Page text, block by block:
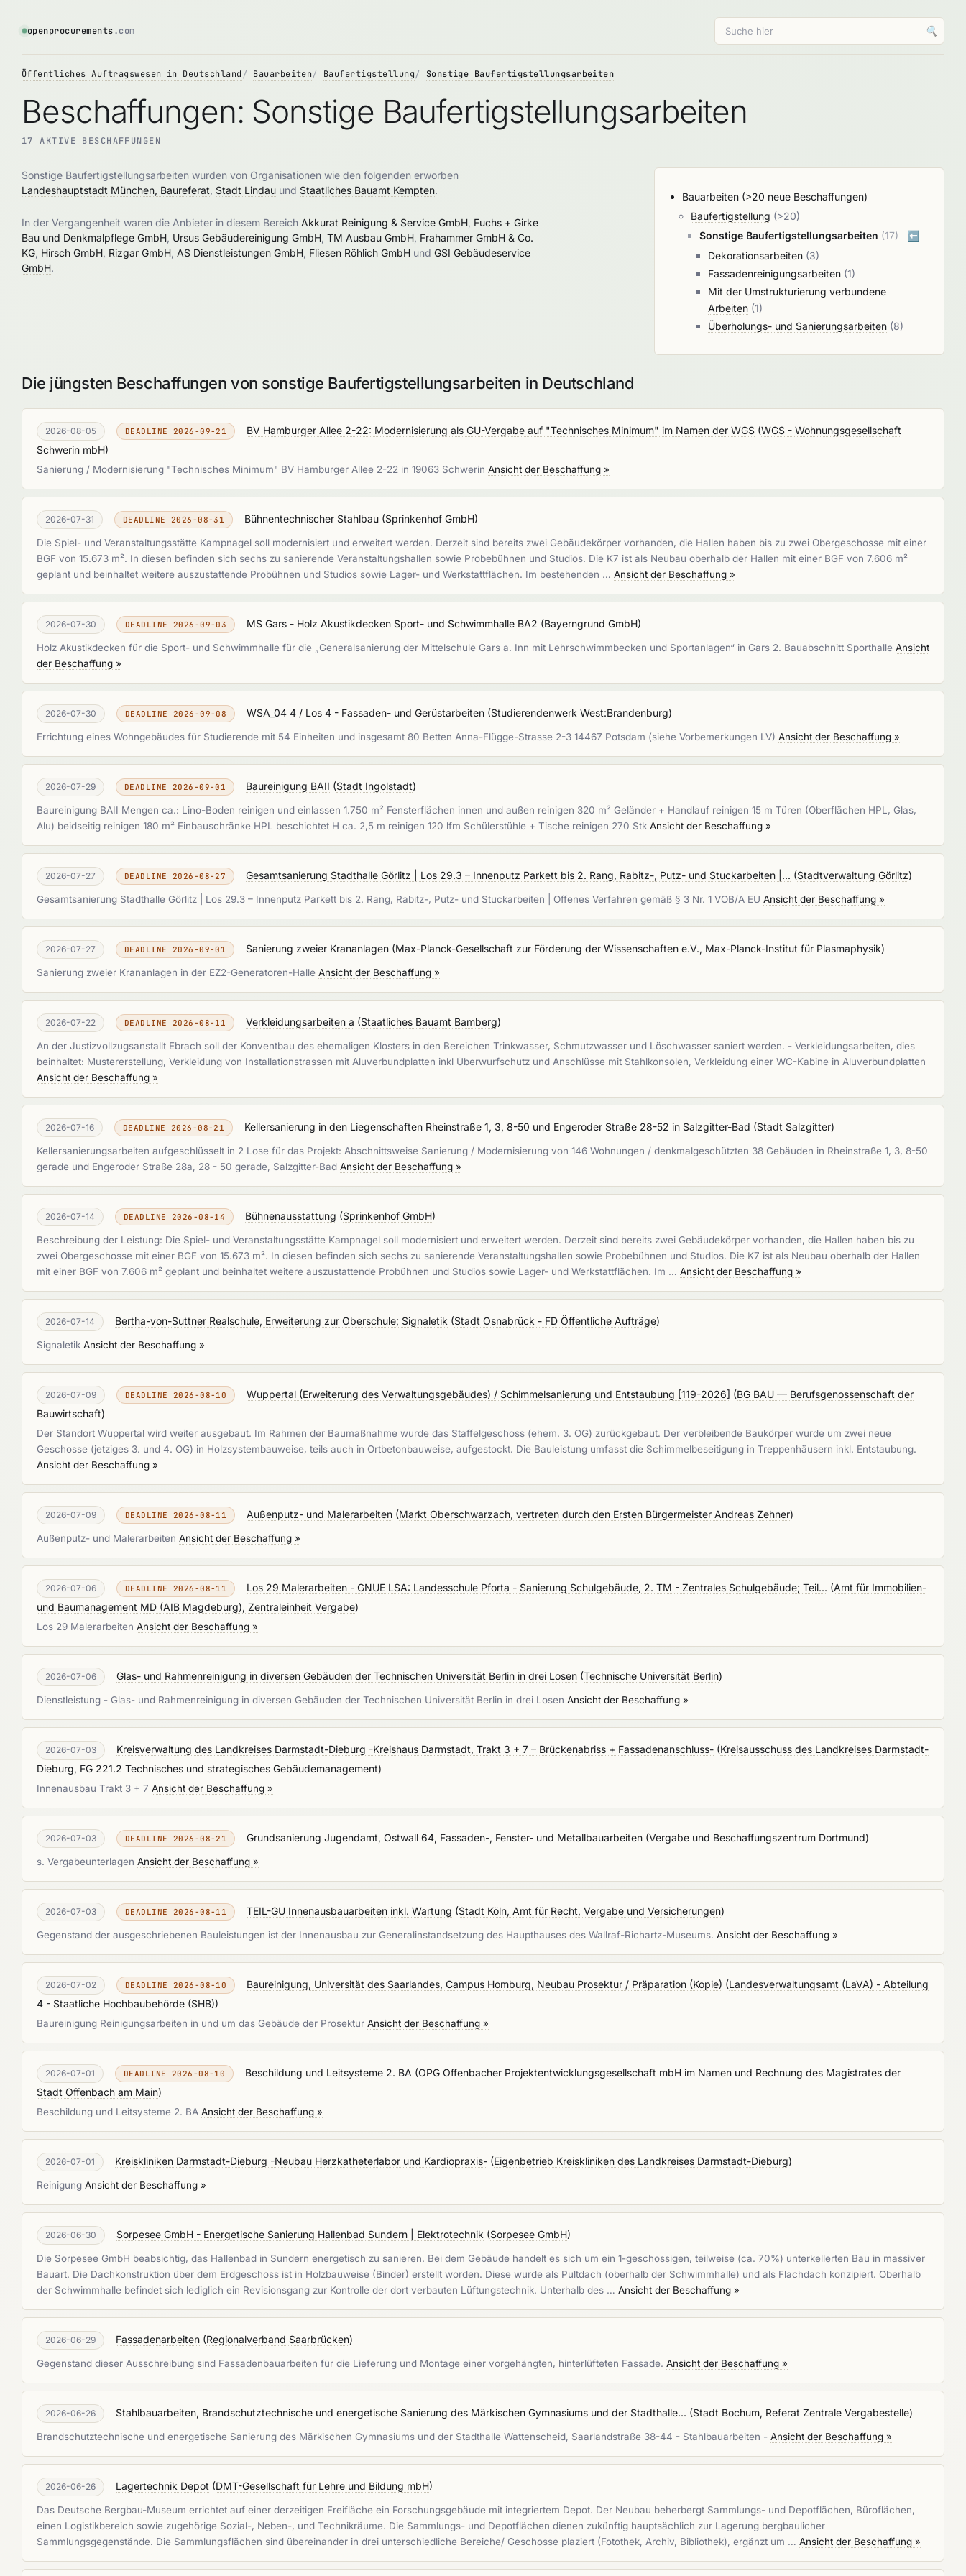
openprocurements.com 🔍
Öffentliches Auftragswesen in Deutschland Bauarbeiten Baufertigstellung Sonstige Baufertigstellungsarbeiten
Beschaffungen: Sonstige Baufertigstellungsarbeiten
17 AKTIVE BESCHAFFUNGEN
Sonstige Baufertigstellungsarbeiten wurden von Organisationen wie den folgenden erworben
Landeshauptstadt München, Baureferat Stadt Lindau und Staatliches Bauamt Kempten.
In der Vergangenheit waren die Anbieter in diesem Bereich Akkurat Reinigung & Service GmbH Fuchs + Girke
Bau und Denkmalpflege GmbH Ursus Gebäudereinigung GmbH TM Ausbau GmbH Frahammer GmbH & Co.
KG Hirsch GmbH Rizgar GmbH AS Dienstleistungen GmbH Fliesen Röhlich GmbH und GSI Gebäudeservice
GmbH.
Bauarbeiten(>20 neue Beschaffungen)
Baufertigstellung (>20)
Sonstige Baufertigstellungsarbeiten (17) ⬅️
Dekorationsarbeiten(3)
Fassadenreinigungsarbeiten(1)
Mit der Umstrukturierung verbundene
Arbeiten(1)
Überholungs- und Sanierungsarbeiten(8)
Die jüngsten Beschaffungen von sonstige Baufertigstellungsarbeiten in Deutschland
2026-08-05 DEADLINE 2026-09-21 BV Hamburger Allee 2-22: Modernisierung als GU-Vergabe auf "Technisches Minimum" im Namen der WGS (WGS - Wohnungsgesellschaft
Schwerin mbH)
Sanierung / Modernisierung "Technisches Minimum" BV Hamburger Allee 2-22 in 19063 Schwerin Ansicht der Beschaffung »
2026-07-31 DEADLINE 2026-08-31 Bühnentechnischer Stahlbau (Sprinkenhof GmbH)
Die Spiel- und Veranstaltungsstätte Kampnagel soll modernisiert und erweitert werden. Derzeit sind bereits zwei Gebäudekörper vorhanden, die Hallen haben bis zu zwei Obergeschosse mit einer
BGF von 15.673 m². In diesen befinden sich sechs zu sanierende Veranstaltungshallen sowie Probebühnen und Studios. Die K7 ist als Neubau oberhalb der Hallen mit einer BGF von 7.606 m²
geplant und beinhaltet weitere auszustattende Probühnen und Studios sowie Lager- und Werkstattflächen. Im bestehenden … Ansicht der Beschaffung »
2026-07-30 DEADLINE 2026-09-03 MS Gars - Holz Akustikdecken Sport- und Schwimmhalle BA2 (Bayerngrund GmbH)
Holz Akustikdecken für die Sport- und Schwimmhalle für die „Generalsanierung der Mittelschule Gars a. Inn mit Lehrschwimmbecken und Sportanlagen“ in Gars 2. Bauabschnitt Sporthalle Ansicht
der Beschaffung »
2026-07-30 DEADLINE 2026-09-08 WSA_04 4 / Los 4 - Fassaden- und Gerüstarbeiten (Studierendenwerk West:Brandenburg)
Errichtung eines Wohngebäudes für Studierende mit 54 Einheiten und insgesamt 80 Betten Anna-Flügge-Strasse 2-3 14467 Potsdam (siehe Vorbemerkungen LV) Ansicht der Beschaffung »
2026-07-29 DEADLINE 2026-09-01 Baureinigung BAII (Stadt Ingolstadt)
Baureinigung BAII Mengen ca.: Lino-Boden reinigen und einlassen 1.750 m² Fensterflächen innen und außen reinigen 320 m² Geländer + Handlauf reinigen 15 m Türen (Oberflächen HPL, Glas,
Alu) beidseitig reinigen 180 m² Einbauschränke HPL beschichtet H ca. 2,5 m reinigen 120 lfm Schülerstühle + Tische reinigen 270 Stk Ansicht der Beschaffung »
2026-07-27 DEADLINE 2026-08-27 Gesamtsanierung Stadthalle Görlitz | Los 29.3 – Innenputz Parkett bis 2. Rang, Rabitz-, Putz- und Stuckarbeiten |... (Stadtverwaltung Görlitz)
Gesamtsanierung Stadthalle Görlitz | Los 29.3 – Innenputz Parkett bis 2. Rang, Rabitz-, Putz- und Stuckarbeiten | Offenes Verfahren gemäß § 3 Nr. 1 VOB/A EU Ansicht der Beschaffung »
2026-07-27 DEADLINE 2026-09-01 Sanierung zweier Krananlagen (Max-Planck-Gesellschaft zur Förderung der Wissenschaften e.V., Max-Planck-Institut für Plasmaphysik)
Sanierung zweier Krananlagen in der EZ2-Generatoren-Halle Ansicht der Beschaffung »
2026-07-22 DEADLINE 2026-08-11 Verkleidungsarbeiten a (Staatliches Bauamt Bamberg)
An der Justizvollzugsanstallt Ebrach soll der Konventbau des ehemaligen Klosters in den Bereichen Trinkwasser, Schmutzwasser und Löschwasser saniert werden. - Verkleidungsarbeiten, dies
beinhaltet: Mustererstellung, Verkleidung von Installationstrassen mit Aluverbundplatten inkl Überwurfschutz und Anschlüsse mit Stahlkonsolen, Verkleidung einer WC-Kabine in Aluverbundplatten
Ansicht der Beschaffung »
2026-07-16 DEADLINE 2026-08-21 Kellersanierung in den Liegenschaften Rheinstraße 1, 3, 8-50 und Engeroder Straße 28-52 in Salzgitter-Bad (Stadt Salzgitter)
Kellersanierungsarbeiten aufgeschlüsselt in 2 Lose für das Projekt: Abschnittsweise Sanierung / Modernisierung von 146 Wohnungen / denkmalgeschützten 38 Gebäuden in Rheinstraße 1, 3, 8-50
gerade und Engeroder Straße 28a, 28 - 50 gerade, Salzgitter-Bad Ansicht der Beschaffung »
2026-07-14 DEADLINE 2026-08-14 Bühnenausstattung (Sprinkenhof GmbH)
Beschreibung der Leistung: Die Spiel- und Veranstaltungsstätte Kampnagel soll modernisiert und erweitert werden. Derzeit sind bereits zwei Gebäudekörper vorhanden, die Hallen haben bis zu
zwei Obergeschosse mit einer BGF von 15.673 m². In diesen befinden sich sechs zu sanierende Veranstaltungshallen sowie Probebühnen und Studios. Die K7 ist als Neubau oberhalb der Hallen
mit einer BGF von 7.606 m² geplant und beinhaltet weitere auszustattende Probühnen und Studios sowie Lager- und Werkstattflächen. Im … Ansicht der Beschaffung »
2026-07-14 Bertha-von-Suttner Realschule, Erweiterung zur Oberschule; Signaletik (Stadt Osnabrück - FD Öffentliche Aufträge)
Signaletik Ansicht der Beschaffung »
2026-07-09 DEADLINE 2026-08-10 Wuppertal (Erweiterung des Verwaltungsgebäudes) / Schimmelsanierung und Entstaubung [119-2026] (BG BAU — Berufsgenossenschaft der
Bauwirtschaft)
Der Standort Wuppertal wird weiter ausgebaut. Im Rahmen der Baumaßnahme wurde das Staffelgeschoss (ehem. 3. OG) zurückgebaut. Der verbleibende Baukörper wurde um zwei neue
Geschosse (jetziges 3. und 4. OG) in Holzsystembauweise, teils auch in Ortbetonbauweise, aufgestockt. Die Bauleistung umfasst die Schimmelbeseitigung in Treppenhäusern inkl. Entstaubung.
Ansicht der Beschaffung »
2026-07-09 DEADLINE 2026-08-11 Außenputz- und Malerarbeiten (Markt Oberschwarzach, vertreten durch den Ersten Bürgermeister Andreas Zehner)
Außenputz- und Malerarbeiten Ansicht der Beschaffung »
2026-07-06 DEADLINE 2026-08-11 Los 29 Malerarbeiten - GNUE LSA: Landesschule Pforta - Sanierung Schulgebäude, 2. TM - Zentrales Schulgebäude; Teil... (Amt für Immobilien-
und Baumanagement MD (AIB Magdeburg), Zentraleinheit Vergabe)
Los 29 Malerarbeiten Ansicht der Beschaffung »
2026-07-06 Glas- und Rahmenreinigung in diversen Gebäuden der Technischen Universität Berlin in drei Losen (Technische Universität Berlin)
Dienstleistung - Glas- und Rahmenreinigung in diversen Gebäuden der Technischen Universität Berlin in drei Losen Ansicht der Beschaffung »
2026-07-03 Kreisverwaltung des Landkreises Darmstadt-Dieburg -Kreishaus Darmstadt, Trakt 3 + 7 – Brückenabriss + Fassadenanschluss- (Kreisausschuss des Landkreises Darmstadt-
Dieburg, FG 221.2 Technisches und strategisches Gebäudemanagement)
Innenausbau Trakt 3 + 7 Ansicht der Beschaffung »
2026-07-03 DEADLINE 2026-08-21 Grundsanierung Jugendamt, Ostwall 64, Fassaden-, Fenster- und Metallbauarbeiten (Vergabe und Beschaffungszentrum Dortmund)
s. Vergabeunterlagen Ansicht der Beschaffung »
2026-07-03 DEADLINE 2026-08-11 TEIL-GU Innenausbauarbeiten inkl. Wartung (Stadt Köln, Amt für Recht, Vergabe und Versicherungen)
Gegenstand der ausgeschriebenen Bauleistungen ist der Innenausbau zur Generalinstandsetzung des Haupthauses des Wallraf-Richartz-Museums. Ansicht der Beschaffung »
2026-07-02 DEADLINE 2026-08-10 Baureinigung, Universität des Saarlandes, Campus Homburg, Neubau Prosektur / Präparation (Kopie) (Landesverwaltungsamt (LaVA) - Abteilung
4 - Staatliche Hochbaubehörde (SHB))
Baureinigung Reinigungsarbeiten in und um das Gebäude der Prosektur Ansicht der Beschaffung »
2026-07-01 DEADLINE 2026-08-10 Beschildung und Leitsysteme 2. BA (OPG Offenbacher Projektentwicklungsgesellschaft mbH im Namen und Rechnung des Magistrates der
Stadt Offenbach am Main)
Beschildung und Leitsysteme 2. BA Ansicht der Beschaffung »
2026-07-01 Kreiskliniken Darmstadt-Dieburg -Neubau Herzkatheterlabor und Kardiopraxis- (Eigenbetrieb Kreiskliniken des Landkreises Darmstadt-Dieburg)
Reinigung Ansicht der Beschaffung »
2026-06-30 Sorpesee GmbH - Energetische Sanierung Hallenbad Sundern | Elektrotechnik (Sorpesee GmbH)
Die Sorpesee GmbH beabsichtig, das Hallenbad in Sundern energetisch zu sanieren. Bei dem Gebäude handelt es sich um ein 1-geschossigen, teilweise (ca. 70%) unterkellerten Bau in massiver
Bauart. Die Dachkonstruktion über dem Erdgeschoss ist in Holzbauweise (Binder) erstellt worden. Diese wurde als Pultdach (oberhalb der Schwimmhalle) und als Flachdach konzipiert. Oberhalb
der Schwimmhalle befindet sich lediglich ein Revisionsgang zur Kontrolle der dort verbauten Lüftungstechnik. Unterhalb des … Ansicht der Beschaffung »
2026-06-29 Fassadenarbeiten (Regionalverband Saarbrücken)
Gegenstand dieser Ausschreibung sind Fassadenbauarbeiten für die Lieferung und Montage einer vorgehängten, hinterlüfteten Fassade. Ansicht der Beschaffung »
2026-06-26 Stahlbauarbeiten, Brandschutztechnische und energetische Sanierung des Märkischen Gymnasiums und der Stadthalle... (Stadt Bochum, Referat Zentrale Vergabestelle)
Brandschutztechnische und energetische Sanierung des Märkischen Gymnasiums und der Stadthalle Wattenscheid, Saarlandstraße 38-44 - Stahlbauarbeiten - Ansicht der Beschaffung »
2026-06-26 Lagertechnik Depot (DMT-Gesellschaft für Lehre und Bildung mbH)
Das Deutsche Bergbau-Museum errichtet auf einer derzeitigen Freifläche ein Forschungsgebäude mit integriertem Depot. Der Neubau beherbergt Sammlungs- und Depotflächen, Büroflächen,
einen Logistikbereich sowie zugehörige Sozial-, Neben-, und Technikräume. Die Sammlungs- und Depotflächen dienen zukünftig hauptsächlich zur Lagerung bergbaulicher
Sammlungsgegenstände. Die Sammlungsflächen sind übereinander in drei unterschiedliche Bereiche/ Geschosse plaziert (Fotothek, Archiv, Bibliothek), ergänzt um … Ansicht der Beschaffung »